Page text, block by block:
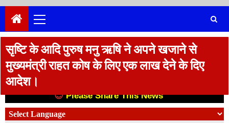
Menu
सृष्टि के आदि पुरुष मनु ऋषि ने अपने खजाने से
मुख्यमंत्री राहत कोष के लिए एक लाख देने के दिए
आदेश।
😊 Please Share This News😊